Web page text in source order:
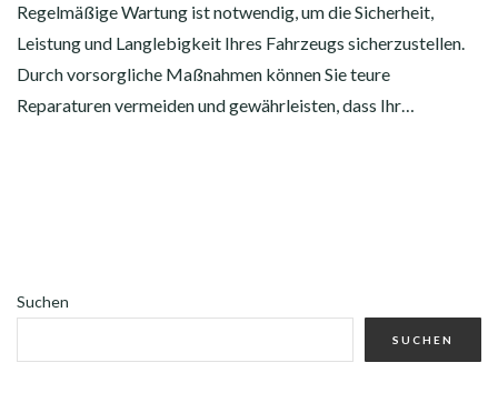
Regelmäßige Wartung ist notwendig, um die Sicherheit,
Leistung und Langlebigkeit Ihres Fahrzeugs sicherzustellen.
Durch vorsorgliche Maßnahmen können Sie teure
Reparaturen vermeiden und gewährleisten, dass Ihr…
Suchen
SUCHEN